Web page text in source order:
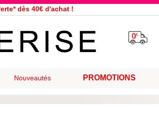
dès 40€ d'achat !
avant 12h, du lundi au vendredi
à proximité de chez vous ?
Nouveautés PROMOTIONS